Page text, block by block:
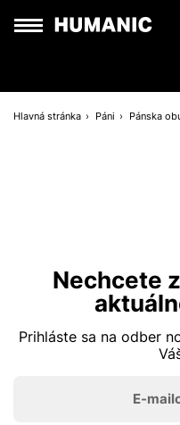
Hlavná stránka Páni Pánska
Nechcete
Prihláste sa na odber
E-